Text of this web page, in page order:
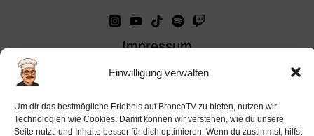
Einwilligung verwalten
Um dir das bestmögliche Erlebnis auf BroncoTV zu bieten, nutzen wir
Technologien wie Cookies. Damit können wir verstehen, wie du unsere
Seite nutzt, und Inhalte besser für dich optimieren. Wenn du zustimmst, hilfst
Impressum
Datenschutz-Haftung
Barrierefreiheit